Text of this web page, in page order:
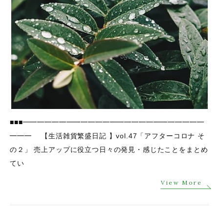
■■■━━━━━━━━━━━━━━━━━━━━━━━━━
━━━ 【生活雑貨繁盛日記 】vol.47「アフターコロナ そ
の２」 売上アップに役立つ日々の発見・感じたことをまとめ
てい
View More